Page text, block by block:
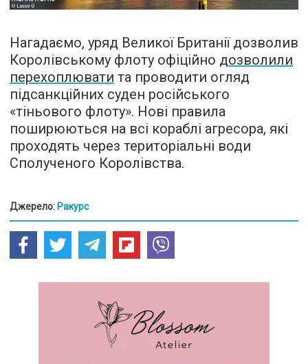
Нагадаємо, уряд Великої Британії дозволив
Королівському флоту офіційно дозволили
перехоплювати та проводити огляд
підсанкційних суден російського
«тіньового флоту». Нові правила
поширюються на всі кораблі агресора, які
проходять через територіальні води
Сполученого Королівства.
Джерело: Ракурс